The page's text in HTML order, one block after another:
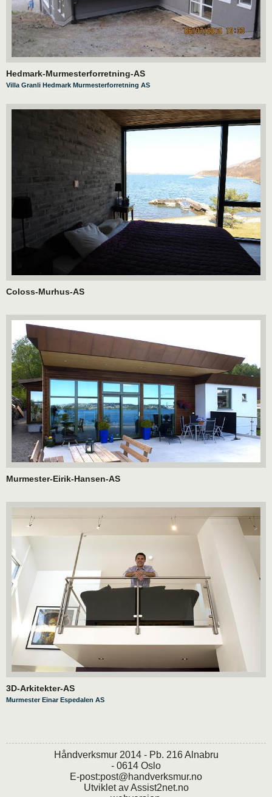
Hedmark-Murmesterforretning-AS
Villa Granli Hedmark Murmesterforretning AS
Coloss-Murhus-AS
Murmester-Eirik-Hansen-AS
3D-Arkitekter-AS
Murmester Einar Espedalen AS
Håndverksmur 2014 - Pb. 216 Alnabru
- 0614 Oslo
E-post:post@handverksmur.no
Utviklet avAssist2net.no